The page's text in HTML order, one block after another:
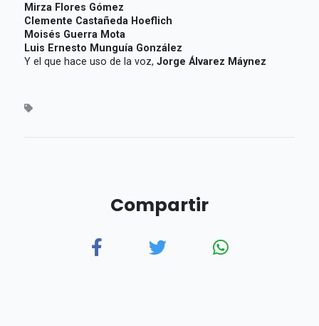
Mirza Flores Gómez
Clemente Castañeda Hoeflich
Moisés Guerra Mota
Luis Ernesto Munguía González
Y el que hace uso de la voz, Jorge Álvarez Máynez
Compartir